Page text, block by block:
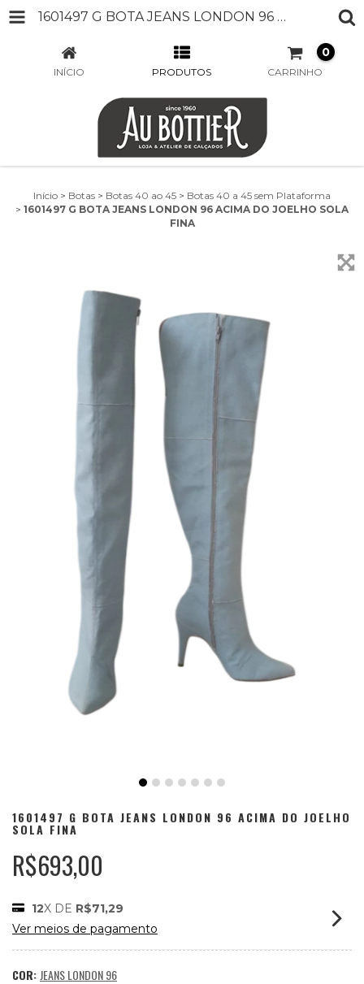
1601497 G BOTA JEANS LONDON 96 ACIMA DO JOELHO SOLA FINA
INÍCIO PRODUTOS CARRINHO
0
Início > Botas > Botas 40 ao 45 > Botas 40 a 45 sem Plataforma
> 1601497 G BOTA JEANS LONDON 96 ACIMA DO JOELHO SOLA
FINA
1601497 G BOTA JEANS LONDON 96 ACIMA DO JOELHO
SOLA FINA
R$693,00
12X DE R$71,29
Ver meios de pagamento
COR: JEANS LONDON 96